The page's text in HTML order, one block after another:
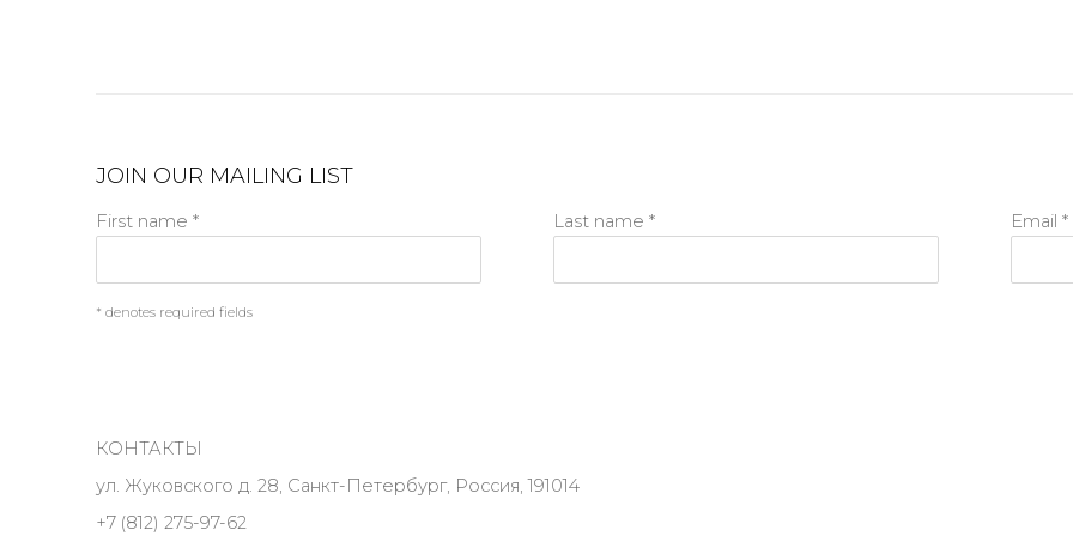
JOIN OUR MAILING LIST
First name * Last name * Email *
* denotes required fields
КОНТАКТЫ
ул. Жуковского д. 28, Санкт-Петербург, Россия, 191014
+7 (812) 275-97-62